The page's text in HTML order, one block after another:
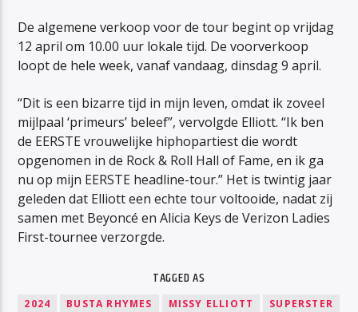
De algemene verkoop voor de tour begint op vrijdag
12 april om 10.00 uur lokale tijd. De voorverkoop
loopt de hele week, vanaf vandaag, dinsdag 9 april.
“Dit is een bizarre tijd in mijn leven, omdat ik zoveel
mijlpaal ‘primeurs’ beleef”, vervolgde Elliott. “Ik ben
de EERSTE vrouwelijke hiphopartiest die wordt
opgenomen in de Rock & Roll Hall of Fame, en ik ga
nu op mijn EERSTE headline-tour.” Het is twintig jaar
geleden dat Elliott een echte tour voltooide, nadat zij
samen met Beyoncé en Alicia Keys de Verizon Ladies
First-tournee verzorgde.
TAGGED AS
2024 BUSTA RHYMES MISSY ELLIOTT
SUPERSTER